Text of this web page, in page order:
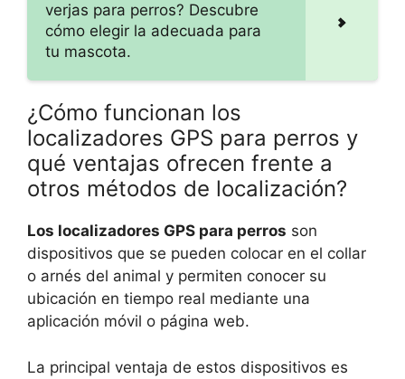
verjas para perros? Descubre
cómo elegir la adecuada para
tu mascota.
¿Cómo funcionan los
localizadores GPS para perros y
qué ventajas ofrecen frente a
otros métodos de localización?
Los localizadores GPS para perros son
dispositivos que se pueden colocar en el collar
o arnés del animal y permiten conocer su
ubicación en tiempo real mediante una
aplicación móvil o página web.
La principal ventaja de estos dispositivos es